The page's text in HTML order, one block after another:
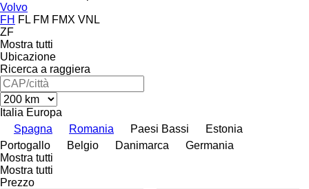
Volvo
FH FL FM FMX VNL
ZF
Mostra tutti
Ubicazione
Ricerca a raggiera
Italia Europa
Spagna
Romania Paesi Bassi
Estonia
Portogallo
Belgio Danimarca
Germania
Mostra tutti
Mostra tutti
Prezzo